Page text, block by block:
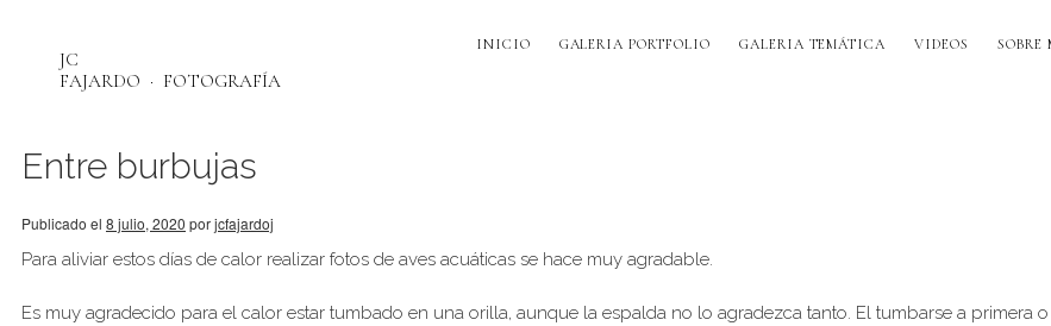
JC
FAJARDO
FOTOGRAFÍA
INICIO GALERIA PORTFOLIO GALERIA TEMÁTICA VIDEOS SOBRE
Entre burbujas
Publicado el 8 julio, 2020 porjcfajardoj
Para aliviar estos días de calor realizar fotos de aves acuáticas se hace muy agradable.
Es muy agradecido para el calor estar tumbado en una orilla, aunque la espalda no lo agradezca tanto. El tumbarse a primera